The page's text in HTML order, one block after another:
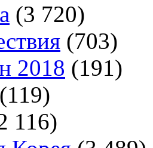
(3 720)
(703)
2018 (191)
(119)
116)